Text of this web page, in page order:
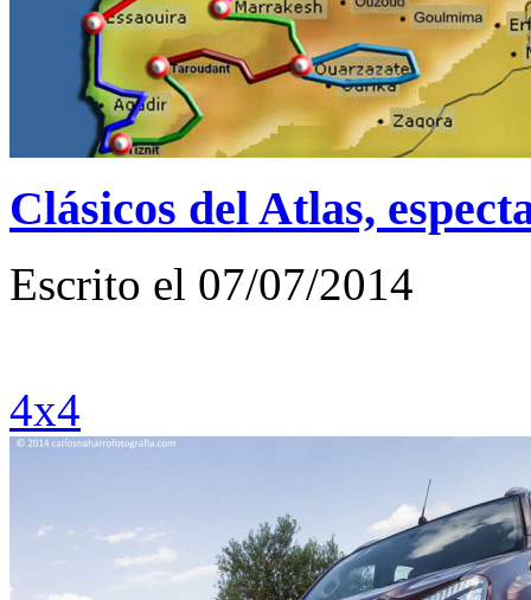
Clásicos del Atlas,
Escrito el 07/07/2014
4x4